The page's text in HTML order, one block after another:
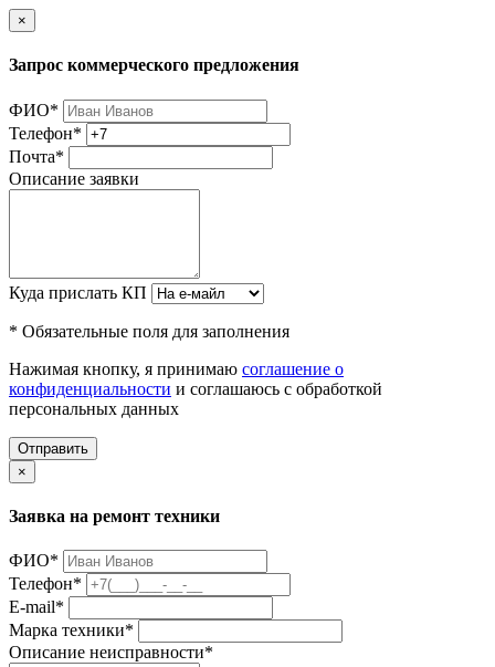
×
Запрос коммерческого предложения
ФИО*
Телефон*
Почта*
Описание заявки
Куда прислать КП
* Обязательные поля для заполнения
Нажимая кнопку, я принимаю соглашение о
конфиденциальности и соглашаюсь с обработкой
персональных данных
Отправить
×
Заявка на ремонт техники
ФИО*
Телефон*
E-mail*
Марка техники*
Описание неисправности*